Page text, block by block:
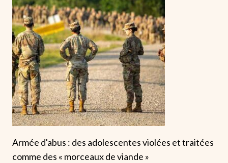
Armée d'abus : des adolescentes violées et traitées
comme des « morceaux de viande »